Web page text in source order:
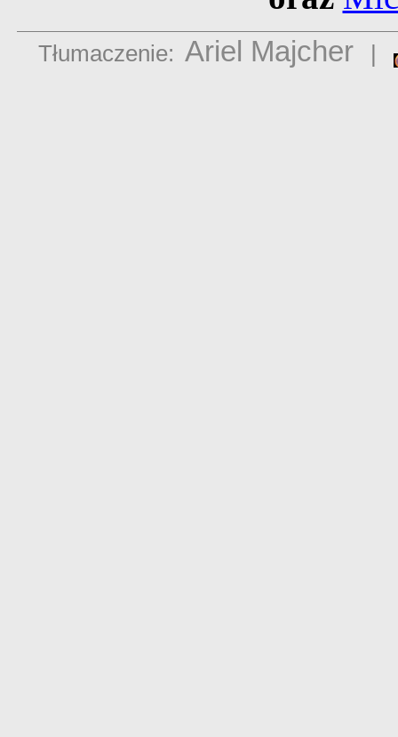
Tłumaczenie: Ariel Majcher |